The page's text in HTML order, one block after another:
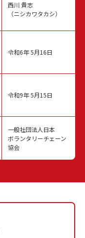
西川 貴志
（ニシカワタカシ）
令和6年 5月16日
令和9年 5月15日
一般社団法人日本
ボランタリーチェーン
協会